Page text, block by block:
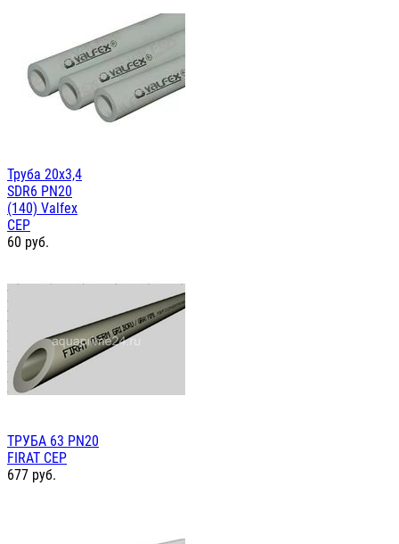
Труба 20х3,4
SDR6 PN20
(140) Valfex
СЕР
60 руб.
ТРУБА 63 PN20
FIRAT СЕР
677 руб.